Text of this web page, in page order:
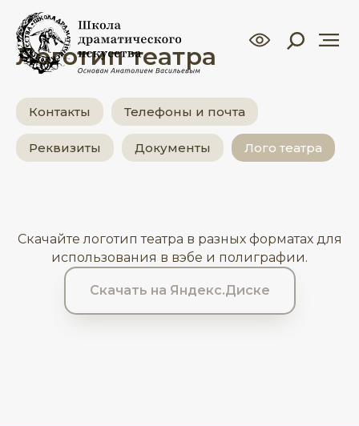
Логотип театра
Контакты Телефоны и почта
Реквизиты Документы Лого театра
Скачайте логотип театра в разных форматах для
использования в вэбе и полиграфии.
Скачать на Яндекс.Диске